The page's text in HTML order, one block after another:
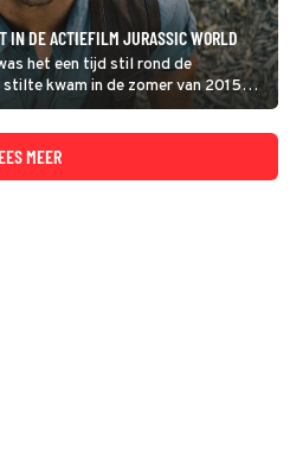
IN DE ACTIEFILM JURASSIC WORLD
het een tijd stil rond de
kwam in de zomer van 2015
MEER